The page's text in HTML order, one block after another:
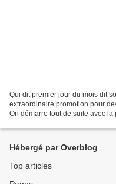
Qui dit premier jour du mois dit
extraordinaire promotion pour
On démarre tout de suite avec
Hébergé par Overblog
Top articles